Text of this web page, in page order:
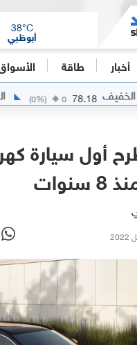
أخبار طاقة
أبوظبي
38°C
78.18
0
(0 %) الفضة
أول سيارة